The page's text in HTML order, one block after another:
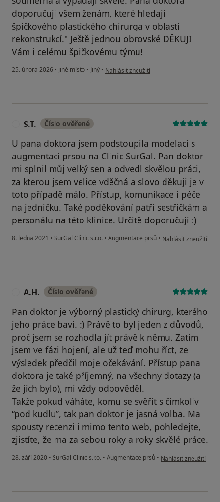
doporučuji všem ženám, které hledají
špičkového plastického chirurga v oblasti
rekonstrukcí." Ještě jednou obrovské DĚKUJI
Vám i celému špičkovému týmu!
25. února 2026 • jiné místo • Jiný • podle názoru uživatele Ivana Pražanová
Nahlásit zneužití
S.T. Číslo ověřené
U pana doktora jsem podstoupila modelaci s
augmentaci prsou na Clinic SurGal. Pan doktor
mi splnil můj velký sen a odvedl skvělou práci,
za kterou jsem velice vděčná a slovo děkuji je v
toto případě málo. Přístup, komunikace i péče
na jedničku. Také poděkování patří sestřičkám a
personálu na této klinice. Určitě doporučuji :)
8. ledna 2021 • SurGal Clinic s.r.o. • Augmentace prsů • podle názoru
Nahlásit zneužití
A.H. Číslo ověřené
Pan doktor je výborný plastický chirurg, kterého
jeho práce baví. :) Právě to byl jeden z důvodů,
proč jsem se rozhodla jít právě k němu. Zatím
jsem ve fázi hojení, ale už teď mohu říct, ze
výsledek předčil moje očekávání. Přístup pana
doktora je také příjemný, na všechny dotazy (a
že jich bylo), mi vždy odpověděl.
Takže pokud váháte, komu se svěřit s čímkoliv
“pod kudlu”, tak pan doktor je jasná volba. Ma
spousty recenzi i mimo tento web, pohledejte,
zjistíte, že ma za sebou roky a roky skvělé práce.
28. září 2020 • SurGal Clinic s.r.o. • Augmentace prsů • podle názoru
Nahlásit zneužití